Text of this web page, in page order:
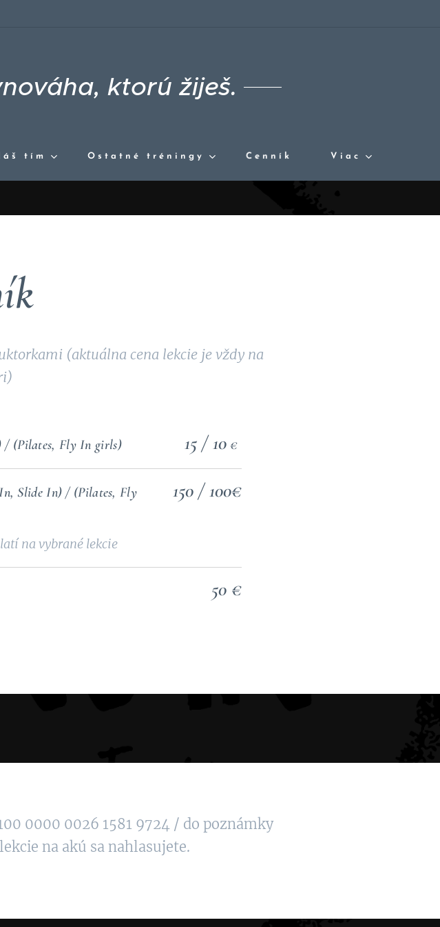
ktorú žiješ.
tím Ostatné tréningy Cenník Viac
(aktuálna cena lekcie je vždy na
/ (Pilates, Fly In girls) 15 / 10 €
Slide In) / (Pilates, Fly
na vybrané lekcie
150 / 100€
50 €
0000 0026 1581 9724 / do poznámky
na akú sa nahlasujete.